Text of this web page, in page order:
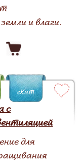
и влаги.
с
для
Хит